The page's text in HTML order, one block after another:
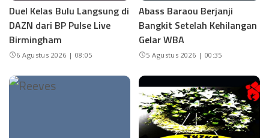
Duel Kelas Bulu Langsung di
DAZN dari BP Pulse Live
Birmingham
6 Agustus 2026 | 08:05
Abass Baraou Berjanji
Bangkit Setelah Kehilangan
Gelar WBA
5 Agustus 2026 | 00:35